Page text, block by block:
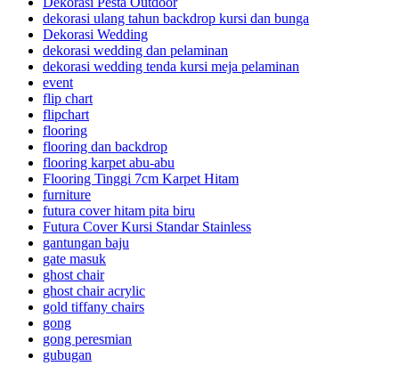
dekorasi ulang tahun backdrop kursi dan bunga
Dekorasi Wedding
dekorasi wedding dan pelaminan
dekorasi wedding tenda kursi meja pelaminan
event
flip chart
flipchart
flooring
flooring dan backdrop
flooring karpet abu-abu
Flooring Tinggi 7cm Karpet Hitam
furniture
futura cover hitam pita biru
Futura Cover Kursi Standar Stainless
gantungan baju
gate masuk
ghost chair
ghost chair acrylic
gold tiffany chairs
gong
gong peresmian
gubugan